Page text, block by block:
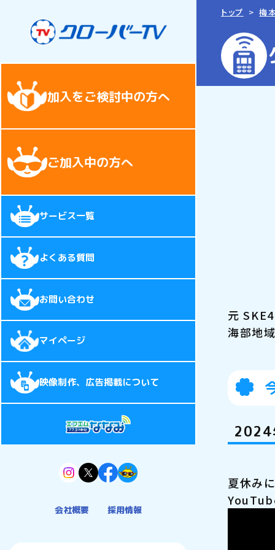
加入をご検討中の方へ
ご加入中の方へ
サービス一覧
よくある質問
お問い合わせ
マイページ
映像制作、広告掲載について
会社概要 採用情報
トップ 梅
元
海部地
2024
夏休み